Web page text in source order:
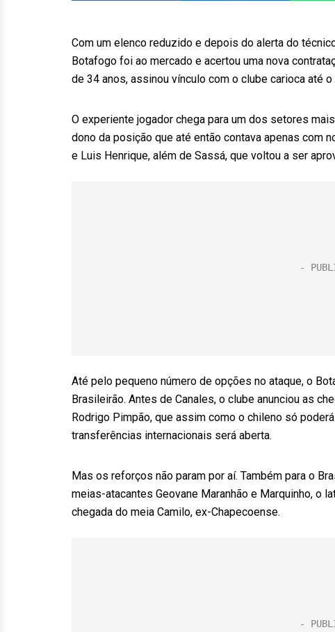
Com um elenco reduzido e depois do alerta do
Botafogo foi ao mercado e acertou uma nova
de 34 anos, assinou vínculo com o clube carioca até
O experiente jogador chega para um dos setores
dono da posição que até então contava apenas com
e Luis Henrique, além de Sassá, que voltou a ser
Até pelo pequeno número de opções no ataque, o
Brasileirão. Antes de Canales, o clube anunciou as
Rodrigo Pimpão, que assim como o chileno só
transferências internacionais será aberta.
Mas os reforços não param por aí. Também para o
meias-atacantes Geovane Maranhão e Marquinho, o
chegada do meia Camilo, ex-Chapecoense.